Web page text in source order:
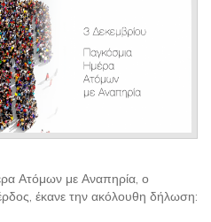
Ατόμων με Αναπηρία, ο
έκανε την ακόλουθη δήλωση: